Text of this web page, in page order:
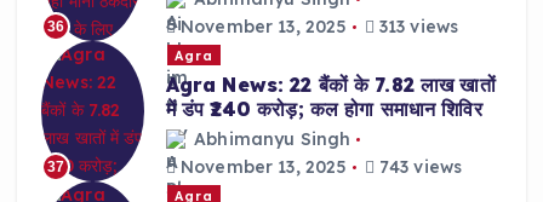
36
November 13, 2025
313 views
37
Agra
Agra News: 22 बैंकों के 7.82 लाख खातों
में डंप ₹240 करोड़; कल होगा समाधान शिविर
Abhimanyu Singh
November 13, 2025
743 views
Agra